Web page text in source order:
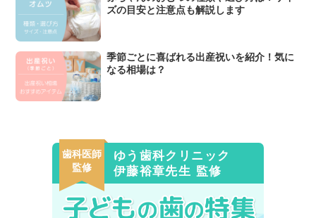
ズの目安と注意点も解説します
季節ごとに喜ばれる出産祝いを紹介！気に
なる相場は？
歯科医師
監修
ゆう歯科クリニック
伊藤裕章先生 監修